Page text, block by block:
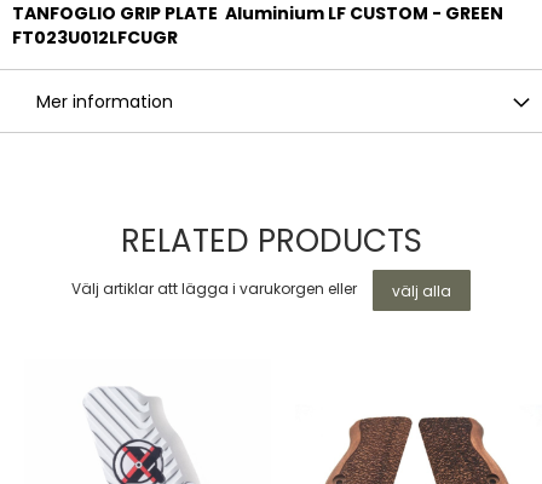
TANFOGLIO GRIP PLATE Aluminium LF CUSTOM - GREEN
FT023U012LFCUGR
Mer information
RELATED PRODUCTS
Välj artiklar att lägga i varukorgen eller välj alla